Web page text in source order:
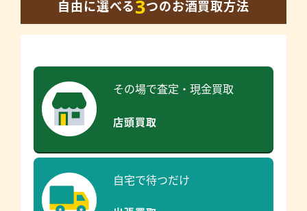
自由に選べる3つのお酒買取方法
その場で査定・現金買取
店頭買取
自宅で待つだけ